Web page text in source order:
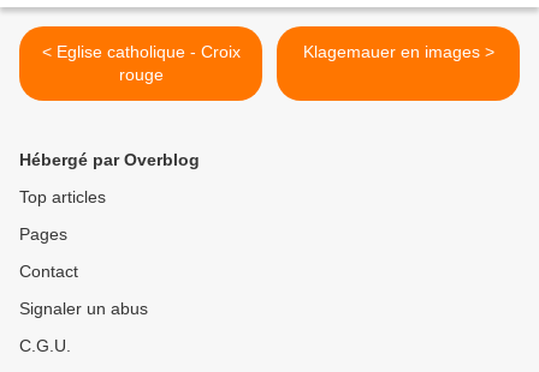
< Eglise catholique - Croix
rouge
Klagemauer en images >
Hébergé par Overblog
Top articles
Pages
Contact
Signaler un abus
C.G.U.